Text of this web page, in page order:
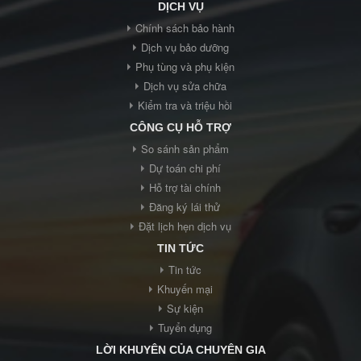
DỊCH VỤ
Chính sách bảo hành
Dịch vụ bảo dưỡng
Phụ tùng và phụ kiện
Dịch vụ sửa chữa
Kiểm tra và triệu hồi
CÔNG CỤ HỖ TRỢ
So sánh sản phẩm
Dự toán chi phí
Hỗ trợ tài chính
Đăng ký lái thử
Đặt lịch hẹn dịch vụ
TIN TỨC
Tin tức
Khuyến mại
Sự kiện
Tuyển dụng
LỜI KHUYÊN CỦA CHUYÊN GIA